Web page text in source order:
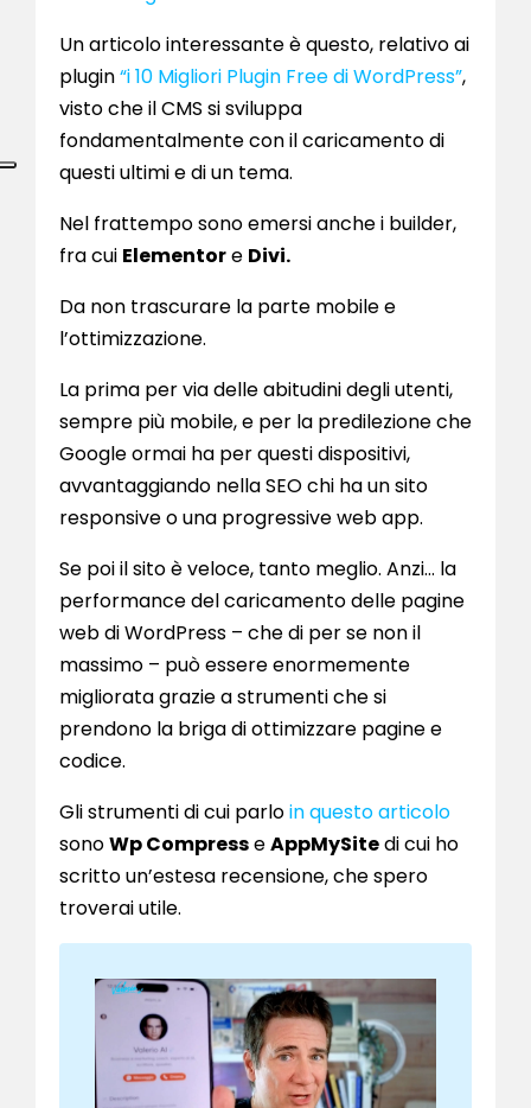
Un articolo interessante è questo, relativo ai
plugin“i 10 Migliori Plugin Free di WordPress”,
visto che il CMS si sviluppa
fondamentalmente con il caricamento di
questi ultimi e di un tema.
Nel frattempo sono emersi anche i builder,
fra cui Elementore Divi.
Da non trascurare la parte mobile e
l’ottimizzazione.
La prima per via delle abitudini degli utenti,
sempre più mobile, e per la predilezione che
Google ormai ha per questi dispositivi,
avvantaggiando nella SEO chi ha un sito
responsive o una progressive web app.
Se poi il sito è veloce, tanto meglio. Anzi… la
performance del caricamento delle pagine
web di WordPress – che di per se non il
massimo – può essere enormemente
migliorata grazie a strumenti che si
prendono la briga di ottimizzare pagine e
codice.
Gli strumenti di cui parloin questo articolo
sonoWp CompresseAppMySitedi cui ho
scritto un’estesa recensione, che spero
troverai utile.